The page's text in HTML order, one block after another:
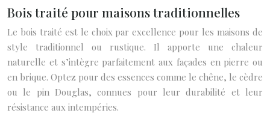
Bois traité pour maisons traditionnelles
Le bois traité est le choix par excellence pour les maisons de
style traditionnel ou rustique. Il apporte une chaleur
naturelle et s’intègre parfaitement aux façades en pierre ou
en brique. Optez pour des essences comme le chêne, le cèdre
ou le pin Douglas, connues pour leur durabilité et leur
résistance aux intempéries.